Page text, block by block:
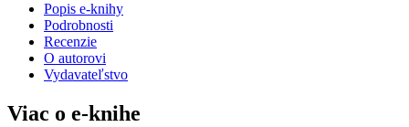
Popis e-knihy
Podrobnosti
Recenzie
O autorovi
Vydavateľstvo
Viac o e-knihe